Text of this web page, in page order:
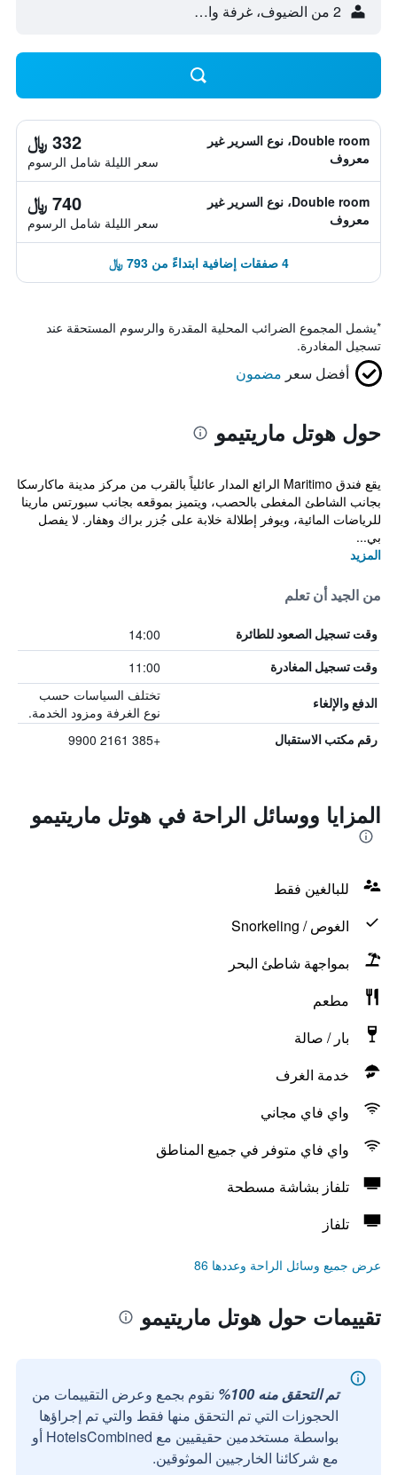
2 من الضيوف، غرفة واحدة
Double room، نوع السرير غير
معروف
332 ﷼
سعر الليلة شامل الرسوم
Double room، نوع السرير غير
معروف
740 ﷼
سعر الليلة شامل الرسوم
4 صفقات إضافية ابتداءً من 793 ﷼
*يشمل المجموع الضرائب المحلية المقدرة والرسوم المستحقة عند
تسجيل المغادرة.
أفضل سعر مضمون
حول هوتل ماريتيمو
يقع فندق Maritimo الرائع المدار عائلياً بالقرب من مركز مدينة ماكارسكا
بجانب الشاطئ المغطى بالحصب، ويتميز بموقعه بجانب سبورتس مارينا
للرياضات المائية، ويوفر إطلالة خلابة على جُزر براك وهفار. لا يفصل
بي...
المزيد
من الجيد أن تعلم
وقت تسجيل الصعود للطائرة 14:00
وقت تسجيل المغادرة 11:00
الدفع والإلغاء
تختلف السياسات حسب
نوع الغرفة ومزود الخدمة.
رقم مكتب الاستقبال +385 2161 9900
المزايا ووسائل الراحة في هوتل ماريتيمو
للبالغين فقط
الغوص / Snorkeling
بمواجهة شاطئ البحر
مطعم
بار / صالة
خدمة الغرف
واي فاي مجاني
واي فاي متوفر في جميع المناطق
تلفاز بشاشة مسطحة
تلفاز
عرض جميع وسائل الراحة وعددها 86
تقييمات حول هوتل ماريتيمو
تم التحقق منه 100%
نقوم بجمع وعرض التقييمات من
الحجوزات التي تم التحقق منها فقط والتي تم إجراؤها
بواسطة مستخدمين حقيقيين مع HotelsCombined أو
مع شركائنا الخارجيين الموثوقين.